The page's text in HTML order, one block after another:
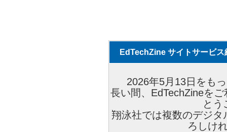
EdTechZine サイトサービス
2026年5月13日をも
長い間、EdTechZineを
とう
翔泳社では複数のデジ
ろしけ